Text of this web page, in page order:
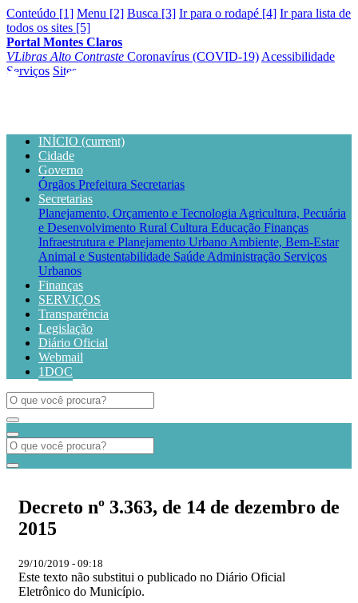
Conteúdo [1] Menu [2] Busca [3] Ir para o rodapé [4] Ir para lista de
todos os sites [5]
Portal Montes Claros
VLibras Alto Contraste Coronavírus (COVID-19) Acessibilidade
Serviços Sites
INÍCIO (current)
Cidade
Governo
Órgãos Prefeitura Secretarias
Secretarias
Planejamento, Orçamento e Tecnologia Agricultura, Pecuária
e Desenvolvimento Rural Cultura Educação Finanças
Infraestrutura e Planejamento Urbano Ambiente, Bem-Estar
Animal e Sustentabilidade Saúde Administração Serviços
Urbanos
Finanças
SERVIÇOS
Transparência
Legislação
Diário Oficial
Webmail
1DOC
Decreto nº 3.363, de 14 de dezembro de
2015
29/10/2019 - 09:18
Este texto não substitui o publicado no Diário Oficial
Eletrônico do Município.